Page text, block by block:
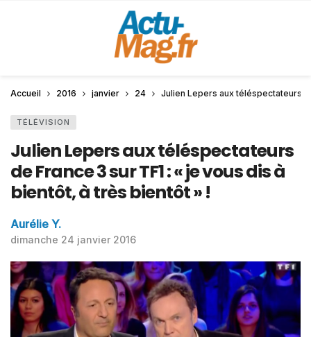
Accueil 2016 janvier 24 Julien Lepers aux téléspectateurs
TÉLÉVISION
Julien Lepers aux téléspectateurs
de France 3 sur TF1 : « je vous dis à
bien­­tôt, à très bien­­tôt » !
Aurélie Y.
dimanche 24 janvier 2016